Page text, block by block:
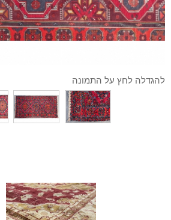
להגדלה לחץ על התמונה